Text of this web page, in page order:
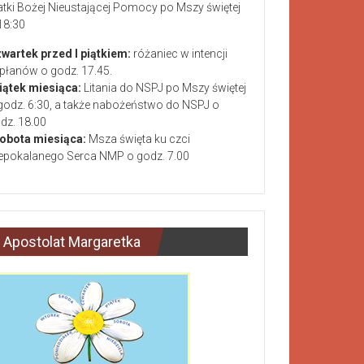
Bożej Nieustającej Pomocy po Mszy świętej
przed I piątkiem: różaniec w intencji
o godz. 17.45.
miesiąca: Litania do NSPJ po Mszy świętej
6:30, a także nabożeństwo do NSPJ o
18.00
miesiąca: Msza święta ku czci
Serca NMP o godz. 7.00
Apostolat Margaretka